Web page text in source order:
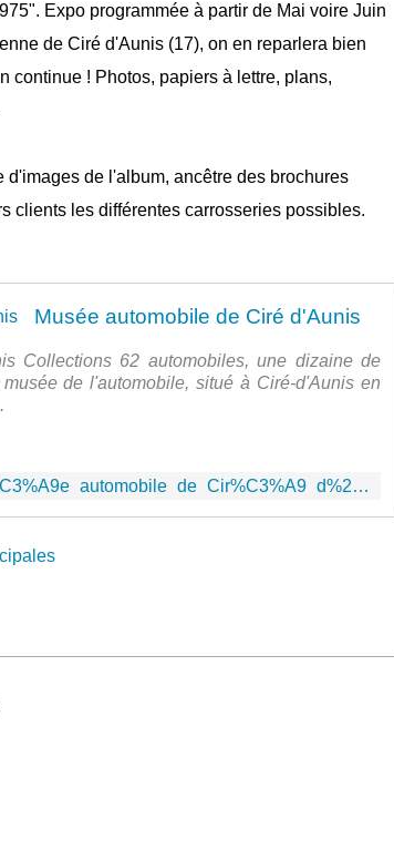
Expo programmée à partir de Mai voire Juin
de Ciré d'Aunis (17), on en reparlera bien
continue ! Photos, papiers à lettre, plans,
de l'album, ancêtre des brochures
clients les différentes carrosseries possibles.
Musée automobile de Ciré d'Aunis
Collections 62 automobiles, une dizaine de
de l'automobile, situé à Ciré-d'Aunis en
https://fr.wikipedia.org/wiki/Mus%C3%A9e_automobile_de_Cir%C3%A9_d%27Aunis